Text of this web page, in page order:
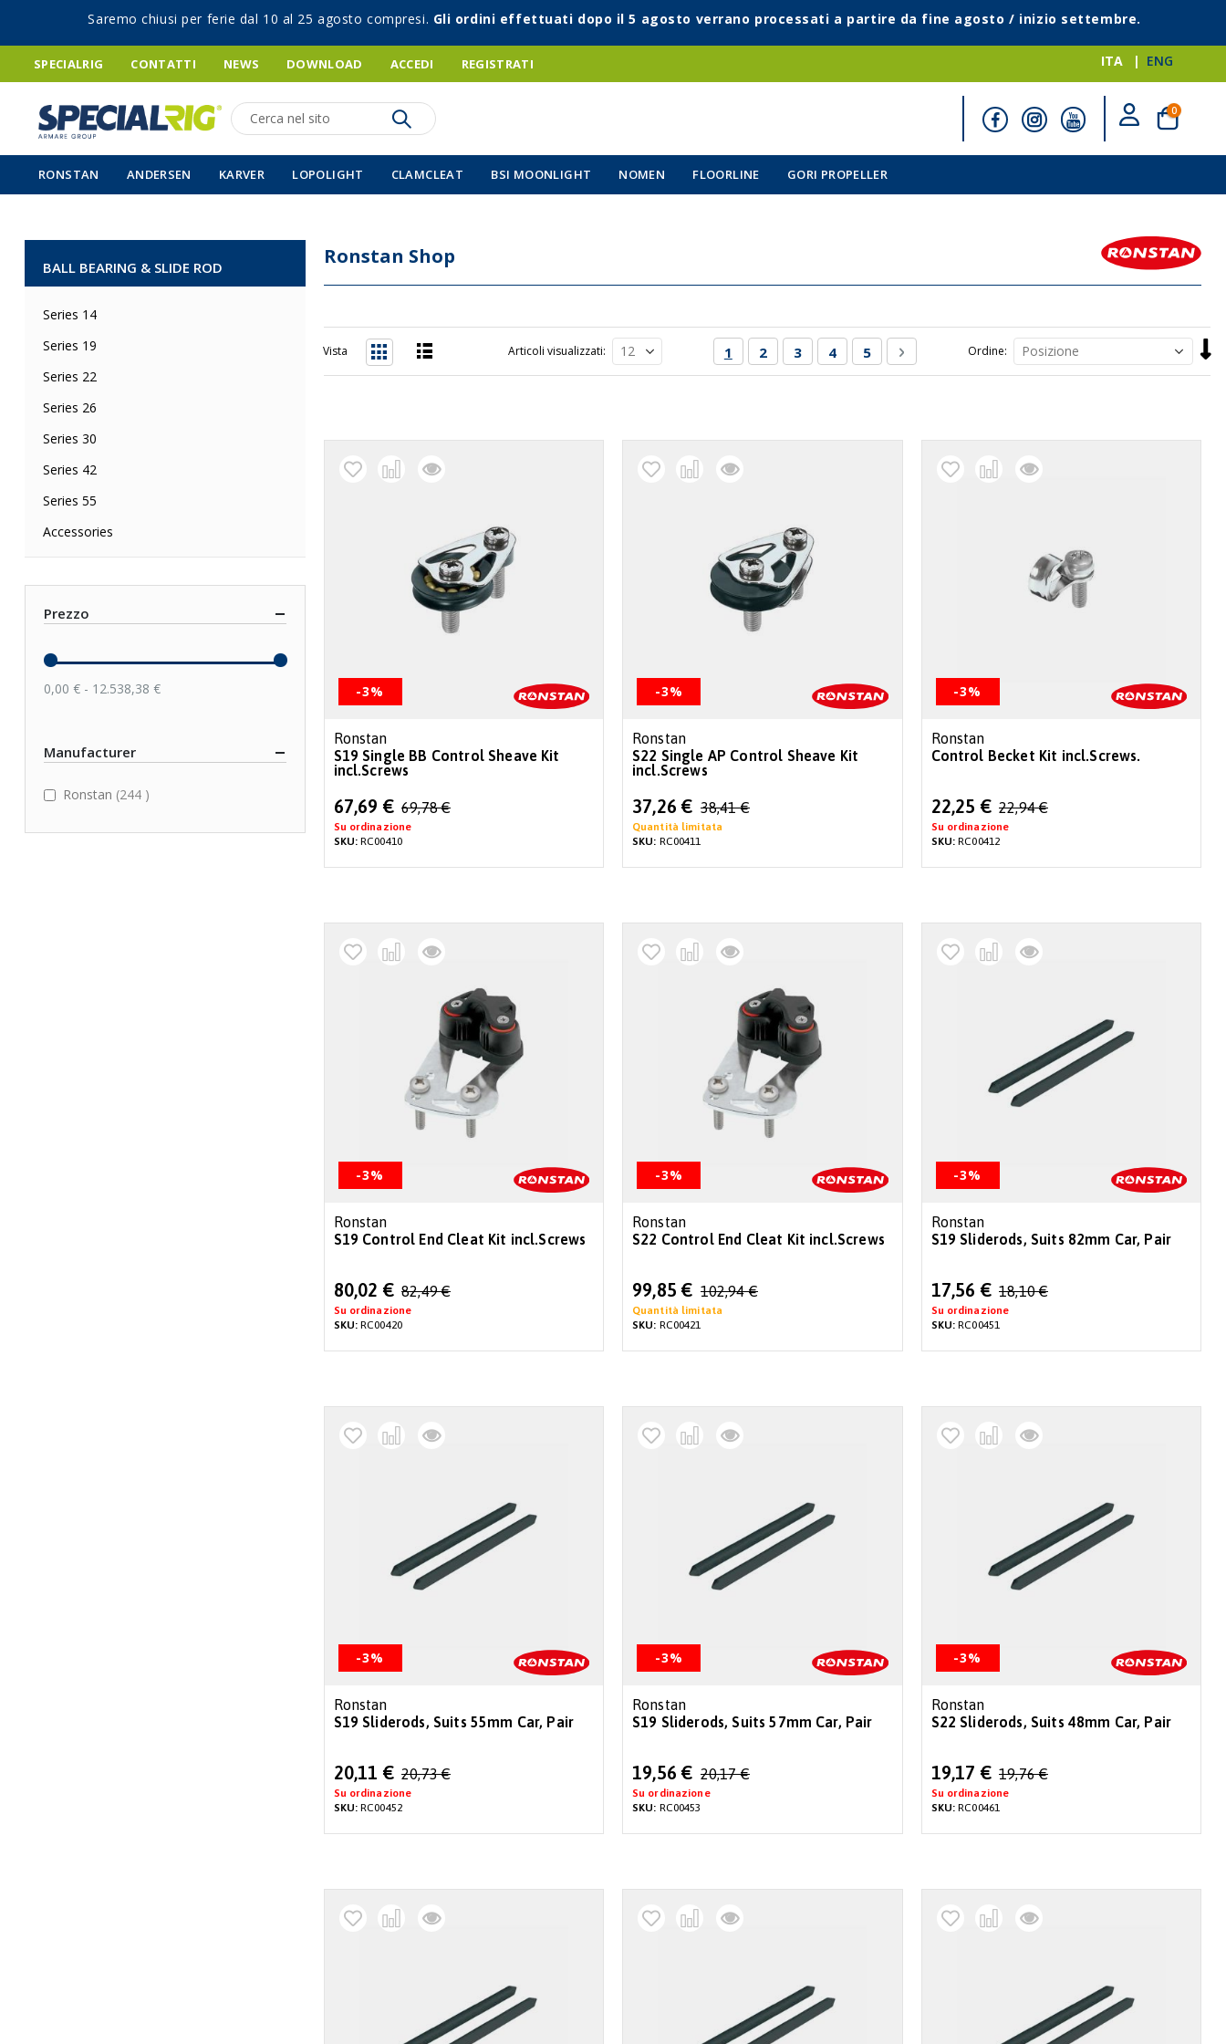
Saremo chiusi per ferie dal 10 al 25 agosto compresi. Gli ordini effettuati dopo il 5 agosto verrano processati a partire da fine agosto / inizio settembre.
ITA ENG
SPECIALRIG CONTATTI NEWS DOWNLOAD ACCEDI REGISTRATI
Ricerca
Cart
0elementi
RONSTAN ANDERSEN KARVER LOPOLIGHT CLAMCLEAT BSI MOONLIGHT NOMEN FLOORLINE GORI PROPELLER
Ronstan Shop
Ordine
Pagina
Attualmente stai leggendo la pagina
1 Pagina
2 Pagina
3 Pagina
4 Pagina
5 Pagina
Successivo
Articoli visualizzati
Vista
-3%
Ronstan
S19 Single BB Control Sheave Kit
incl.Screws
Special
Price
67,69 € 69,78 €
Su ordinazione
SKU:RC00410
-3%
Ronstan
S22 Single AP Control Sheave Kit
incl.Screws
Special
Price
37,26 € 38,41 €
Quantità limitata
SKU: RC00411
-3%
Ronstan
Control Becket Kit incl.Screws.
Special
Price
22,25 € 22,94 €
Su ordinazione
SKU:RC00412
-3%
Ronstan
S19 Control End Cleat Kit incl.Screws
Special
Price
80,02 € 82,49 €
Su ordinazione
SKU:RC00420
-3%
Ronstan
S22 Control End Cleat Kit incl.Screws
Special
Price
99,85 € 102,94 €
Quantità limitata
SKU: RC00421
-3%
Ronstan
S19 Sliderods, Suits 82mm Car, Pair
Special
Price
17,56 € 18,10 €
Su ordinazione
SKU:RC00451
-3%
Ronstan
S19 Sliderods, Suits 55mm Car, Pair
Special
Price
20,11 € 20,73 €
Su ordinazione
SKU:RC00452
-3%
Ronstan
S19 Sliderods, Suits 57mm Car, Pair
Special
Price
19,56 € 20,17 €
Su ordinazione
SKU: RC00453
-3%
Ronstan
S22 Sliderods, Suits 48mm Car, Pair
Special
Price
19,17 € 19,76 €
Su ordinazione
SKU:RC00461
BALL BEARING & SLIDE ROD
Series 14
Series 19
Series 22
Series 26
Series 30
Series 42
Series 55
Accessories
Prezzo
0,00 € - 12.538,38 €
Manufacturer
Ronstan 244 items